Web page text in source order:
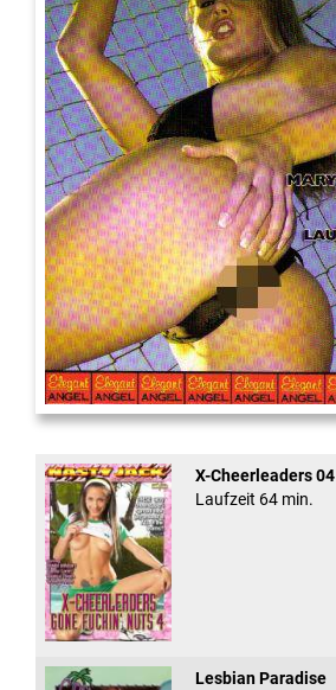
Cum Back Pussy #60
X-Cheerleaders 04
Laufzeit 64 min.
Lesbian Paradise